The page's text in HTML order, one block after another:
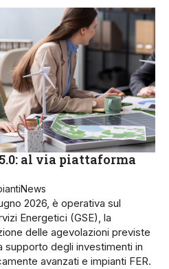
al via piattaforma
2026, è operativa sul
Energetici (GSE), la
delle agevolazioni previste
supporto degli investimenti in
avanzati e impianti FER.